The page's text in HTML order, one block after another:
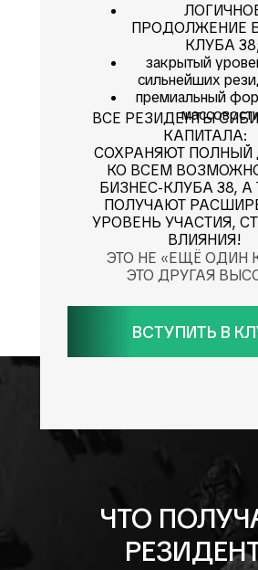
ЭТО НЕ «ЕЩЁ ОДИН
ЭТО ДРУГАЯ
ВСЕ РЕЗИДЕНТЫ
КАПИТАЛА:
СОХРАНЯЮТ ПОЛНЫЙ
КО ВСЕМ
БИЗНЕС-КЛУБА 38, А
ПОЛУЧАЮТ
УРОВЕНЬ УЧАСТИЯ,
ВЛИЯНИЯ!
ПРОДОЛЖЕНИЕ
КЛУБА 38;
закрытый
сильнейших
премиальный
ВСТУПИТЬ В
ЧТО